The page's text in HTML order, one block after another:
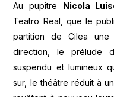
Au pupitre Nicola
Teatro Real, que le
partition de Cilea une
direction, le prélude
suspendu et lumineux
sur, le théâtre réduit à